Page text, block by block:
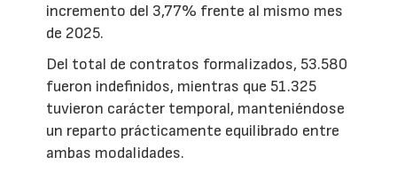
incremento del 3,77% frente al mismo mes
de 2025.
Del total de contratos formalizados, 53.580
fueron indefinidos, mientras que 51.325
tuvieron carácter temporal, manteniéndose
un reparto prácticamente equilibrado entre
ambas modalidades.